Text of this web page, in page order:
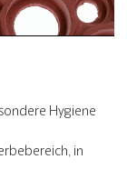
Hygiene
in